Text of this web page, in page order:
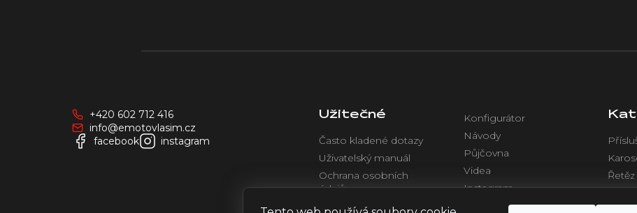
+420 602 712 416
info@emotovlasim.cz
facebook
instagram
Užitečné
Často kladené dotazy
Uživatelský manuál
Ochrana osobních
údajů
Obchodní podmínky
Konfigurátor
Návody
Půjčovna
Videa
Instagram
Facebook
Řetěz